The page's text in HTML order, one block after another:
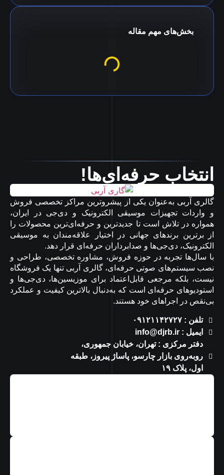
بخش‌های مهم مقاله
انتخاب حرفه‌ای‌ها!
گالری آربی به‌عنوان یکی از پیشروترین مراکز تخصصی فروش
و واردات تجهیزات موسیقی الکترونیک و دی‌جی در ایران،
همواره در تلاش است تا جدیدترین و حرفه‌ای‌ترین محصولات را
از برترین برندهای جهانی در اختیار علاقه‌مندان به موسیقی
الکترونیک، دی‌جی‌ها و صدابرداران حرفه‌ای قرار دهد.
با سال‌ها تجربه در حوزه فروش، مشاوره تخصصی، طراحی و
نصب سیستم‌های صوتی حرفه‌ای، گالری آربی تنها یک فروشگاه
نیست، بلکه مرجعی قابل‌اعتماد برای موزیسین‌ها، دی‌جی‌ها و
استودیوهای حرفه‌ای است که به‌دنبال بالاترین کیفیت و عملکرد
بی‌نقص در اجراهای خود هستند.
تلفن : ۰۹۱۲۱۱۴۲۷۲۷
ایمیل : info@djrb.ir
دفتر مرکزی : تهران، خیابان جمهوری،
روبه‌روی بازار چارسو، پاساژ پیروز، طبقه
اول، پلاک ۱۹